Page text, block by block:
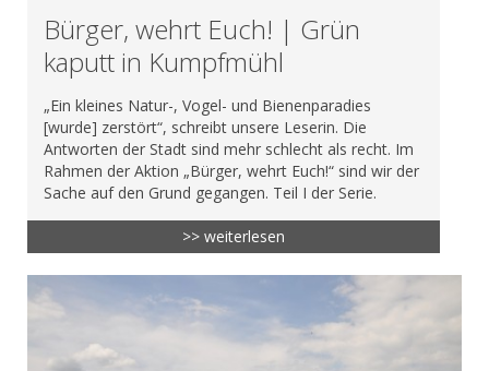
Bürger, wehrt Euch! | Grün
kaputt in Kumpfmühl
„Ein kleines Natur-, Vogel- und Bienenparadies
[wurde] zerstört“, schreibt unsere Leserin. Die
Antworten der Stadt sind mehr schlecht als recht. Im
Rahmen der Aktion „Bürger, wehrt Euch!“ sind wir der
Sache auf den Grund gegangen. Teil I der Serie.
>> weiterlesen